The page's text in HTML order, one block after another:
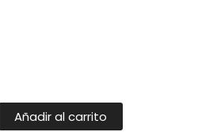
Añadir al carrito